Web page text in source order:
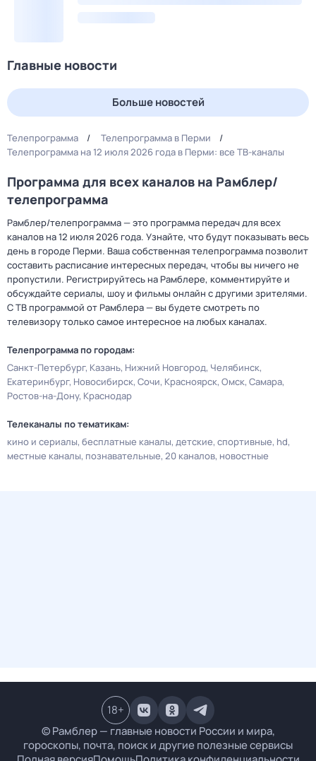
Главные новости
Больше новостей
Телепрограмма
Телепрограмма в Перми
Телепрограмма на 12 июля 2026 года в Перми: все ТВ-каналы
Программа для всех каналов на Рамблер/
телепрограмма
Рамблер/телепрограмма — это программа передач для всех
каналов на 12 июля 2026 года. Узнайте, что будут показывать весь
день в городе Перми. Ваша собственная телепрограмма позволит
составить расписание интересных передач, чтобы вы ничего не
пропустили. Регистрируйтесь на Рамблере, комментируйте и
обсуждайте сериалы, шоу и фильмы онлайн с другими зрителями.
С ТВ программой от Рамблера — вы будете смотреть по
телевизору только самое интересное на любых каналах.
Телепрограмма по городам:
Санкт-Петербург Казань Нижний Новгород Челябинск
Екатеринбург Новосибирск Сочи Красноярск Омск Самара
Ростов-на-Дону Краснодар
Телеканалы по тематикам:
кино и сериалы бесплатные каналы детские спортивные hd
местные каналы познавательные 20 каналов новостные
© Рамблер — главные новости России и мира,
гороскопы, почта, поиск и другие полезные сервисы
18+